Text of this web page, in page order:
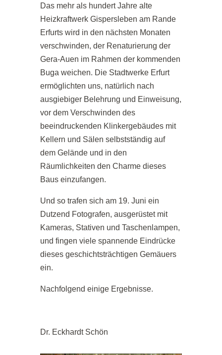
Das mehr als hundert Jahre alte
Heizkraftwerk Gispersleben am Rande
Erfurts wird in den nächsten Monaten
verschwinden, der Renaturierung der
Gera-Auen im Rahmen der kommenden
Buga weichen. Die Stadtwerke Erfurt
ermöglichten uns, natürlich nach
ausgiebiger Belehrung und Einweisung,
vor dem Verschwinden des
beeindruckenden Klinkergebäudes mit
Kellern und Sälen selbstständig auf
dem Gelände und in den
Räumlichkeiten den Charme dieses
Baus einzufangen.
Und so trafen sich am 19. Juni ein
Dutzend Fotografen, ausgerüstet mit
Kameras, Stativen und Taschenlampen,
und fingen viele spannende Eindrücke
dieses geschichtsträchtigen Gemäuers
ein.
Nachfolgend einige Ergebnisse.
Dr. Eckhardt Schön